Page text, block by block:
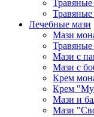
Травяные
Лечебные мази
Мази
Травяные
Мази с
Мази с
Крем
Крем
Мази и
Мази